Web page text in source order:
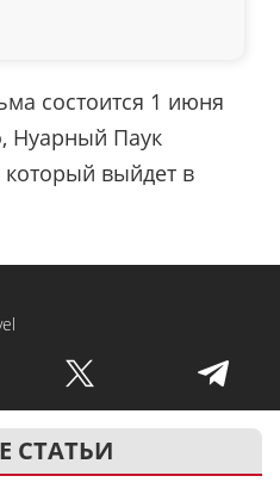
состоится 1 июня
Нуарный Паук
который выйдет в
СТАТЬИ